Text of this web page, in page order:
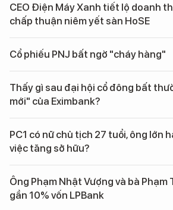
CEO Điện Máy Xanh tiết lộ doanh
chấp thuận niêm yết sàn HoSE
Cổ phiếu PNJ bất ngờ "cháy hàng"
Thấy gì sau đại hội cổ đông bất
mới" của Eximbank?
PC1 có nữ chủ tịch 27 tuổi, ông lớn
việc tăng sở hữu?
Ông Phạm Nhật Vượng và bà Phạm
gần 10% vốn LPBank